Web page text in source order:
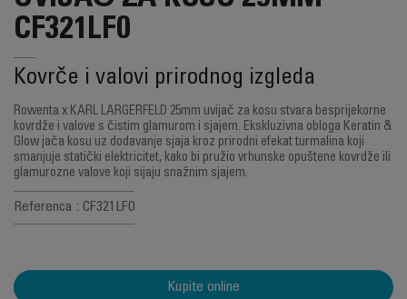
CF321LF0
Kovrče i valovi prirodnog izgleda
Rowenta x KARL LARGERFELD 25mm uvijač za kosu stvara besprijekorne
kovrdže i valove s čistim glamurom i sjajem. Ekskluzivna obloga Keratin &
Glow jača kosu uz dodavanje sjaja kroz prirodni efekat turmalina koji
smanjuje statički elektricitet, kako bi pružio vrhunske opuštene kovrdže ili
glamurozne valove koji sijaju snažnim sjajem.
Referenca : CF321LF0
Kupite online